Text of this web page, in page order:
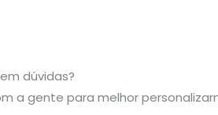
dúvidas?
a gente para melhor